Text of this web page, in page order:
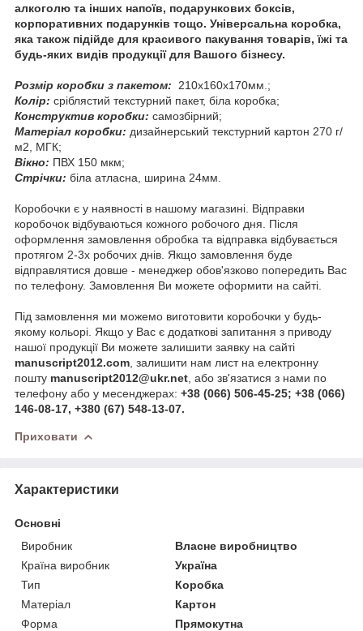
алкоголю та інших напоїв, подарункових боксів,
корпоративних подарунків тощо. Універсальна коробка,
яка також підійде для красивого пакування товарів, їжі та
будь-яких видів продукції для Вашого бізнесу.
Розмір коробки з пакетом: 210х160х170мм.;
Колір: сріблястий текстурний пакет, біла коробка;
Конструктив коробки: самозбірний;
Матеріал коробки: дизайнерський текстурний картон 270 г/
м2, МГК;
Вікно: ПВХ 150 мкм;
Стрічки: біла атласна, ширина 24мм.
Коробочки є у наявності в нашому магазині. Відправки
коробочок відбуваються кожного робочого дня. Після
оформлення замовлення обробка та відправка відбувається
протягом 2-3х робочих днів. Якщо замовлення буде
відправлятися довше - менеджер обов'язково попередить Вас
по телефону. Замовлення Ви можете оформити на сайті.
Під замовлення ми можемо виготовити коробочки у будь-
якому кольорі. Якщо у Вас є додаткові запитання з приводу
нашої продукції Ви можете залишити заявку на сайті
manuscript2012.com , залишити нам лист на електронну
пошту manuscript2012@ukr.net , або зв'язатися з нами по
телефону або у месенджерах: +38 (066) 506-45-25; +38 (066)
146-08-17, +380 (67) 548-13-07.
Приховати
Характеристики
Основні
Виробник
Власне виробництво
Країна виробник
Україна
Тип
Коробка
Матеріал
Картон
Форма
Прямокутна